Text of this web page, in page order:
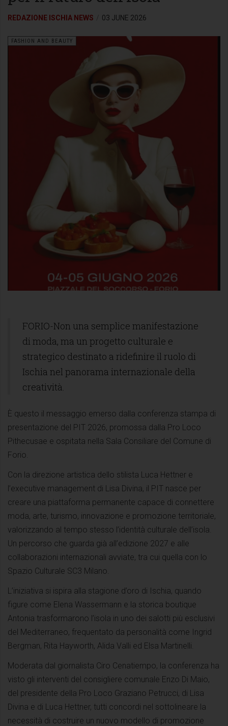
REDAZIONE ISCHIA NEWS 03 JUNE 2026
FASHION AND BEAUTY
FORIO-Non una semplice manifestazione
di moda, ma un progetto culturale e
strategico destinato a ridefinire il ruolo di
Ischia nel panorama internazionale della
creatività.
È questo il messaggio emerso dalla conferenza stampa di
presentazione del PIT 2026, promossa dalla Pro Loco
Pithecusae e ospitata nella Sala Consiliare del Comune di
Forio.
Con la direzione artistica dello stilista Luca Hettner e
l’executive management di Lisa Divina, il PIT nasce per
creare una piattaforma permanente capace di connettere
moda, arte, turismo, innovazione e promozione territoriale,
valorizzando al tempo stesso l’identità culturale dell’isola.
Un percorso che guarda già all’edizione 2027 e alle
collaborazioni internazionali avviate, tra cui quella con lo
Spazio Culturale SC3 Milano.
L’iniziativa si ispira alla stagione d’oro di Ischia, quando
figure come Elena Wassermann e la storica boutique
Antonia trasformarono l’isola in uno dei salotti più esclusivi
del Mediterraneo, frequentato da personalità come Ingrid
Bergman, Rita Hayworth, Alida Valli ed Elsa Martinelli.
Moderata dal giornalista Ciro Cenatiempo, la conferenza ha
visto gli interventi del consigliere comunale Enzo Di Maio,
del presidente della Pro Loco Graziano Petrucci, di Lisa
Divina e di Luca Hettner, tutti concordi nel sottolineare la
necessità di costruire un nuovo modello di promozione